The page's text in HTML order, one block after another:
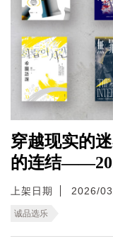
穿越现实的
的连结
上架日期 2026/
诚品选乐